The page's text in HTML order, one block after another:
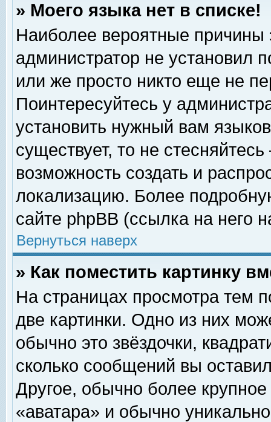
» Моего языка нет в списке!
Наиболее вероятные причины
администратор не установил
или же просто никто еще не
Поинтересуйтесь у
установить нужный вам
существует, то не
возможность создать и
локализацию. Более
сайте phpBB (ссылка на него
Вернуться наверх
» Как поместить картинку
На страницах просмотра тем
две картинки. Одно из них
обычно это звёздочки,
сколько сообщений вы
Другое, обычно более
«аватара» и обычно